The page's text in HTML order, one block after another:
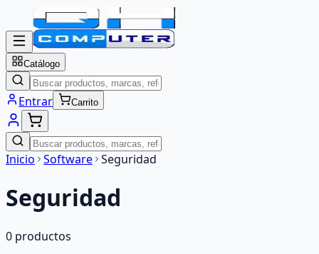
Catálogo
Entrar Carrito
Inicio Software Seguridad
Seguridad
0 productos